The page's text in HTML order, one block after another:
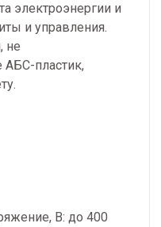
электроэнергии и
и управления.
не
пластик,
В: до 400